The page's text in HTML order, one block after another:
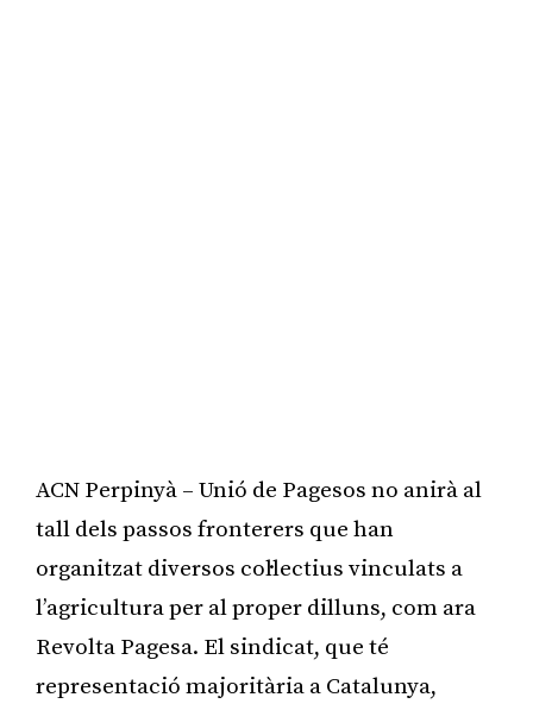
ACN Perpinyà – Unió de Pagesos no anirà al
tall dels passos fronterers que han
organitzat diversos col·lectius vinculats a
l’agricultura per al proper dilluns, com ara
Revolta Pagesa. El sindicat, que té
representació majoritària a Catalunya,